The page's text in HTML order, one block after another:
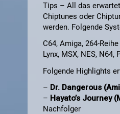
Tips – All das
Chiptunes oder
werden. Folgende
C64, Amiga, 264-
Lynx, MSX, NES,
Folgende Highlights
– Dr. Dangerous
– Hayato’s Journey
Nachfolger